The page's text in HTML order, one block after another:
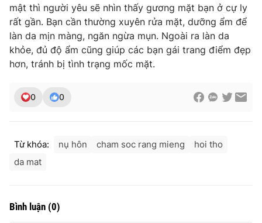
VTV9 VTV8
Liên hệ tòa soạn English
Theo dõi báo trên
Cơ quan chủ quản:
mật thì người yêu sẽ nhìn thấy gương mặt bạn ở cự ly
rất gần. Bạn cần thường xuyên rửa mặt, dưỡng ẩm để
làn da mịn màng, ngăn ngừa mụn. Ngoài ra làn da
khỏe, đủ độ ẩm cũng giúp các bạn gái trang điểm đẹp
hơn, tránh bị tình trạng mốc mặt.
0 0
Từ khóa: nụ hôn cham soc rang mieng
hoi tho
da mat
Bình luận (0)